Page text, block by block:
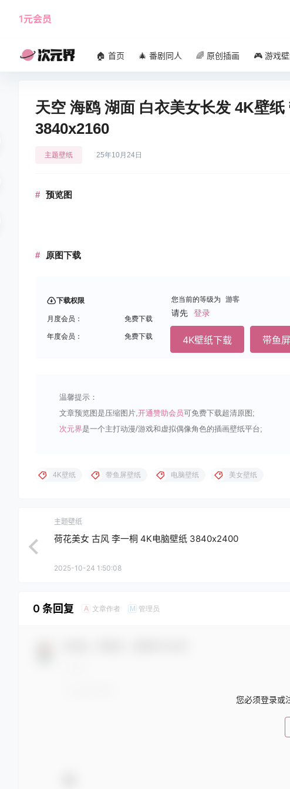
1元会员
🏠 首页 🎄 番剧同人 🌈 原创插画 🎮 游戏
天空 海鸥 湖面 白衣美女长发 4K壁
3840x2160
主题壁纸 25年10月24日
预览图
原图下载
下载权限
月度会员： 免费下载
年度会员： 免费下载
您当前的等级为 游客
请先 登录
4K壁纸下载 带鱼
温馨提示：
文章预览图是压缩图片,开通赞助会员可免费下载超清原图;
次元界是一个主打动漫/游戏和虚拟偶像角色的插画壁纸平台;
4K壁纸 带鱼屏壁纸 电脑壁纸 美女壁纸
主题壁纸
荷花美女 古风 李一桐 4K电脑壁纸 3840x2400
2025-10-24 1:50:08
0 条回复 A 文章作者 M 管理员
您必须登录或